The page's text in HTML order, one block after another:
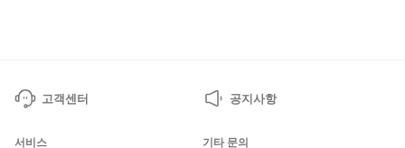
고객센터 공지사항
서비스 기타 문의